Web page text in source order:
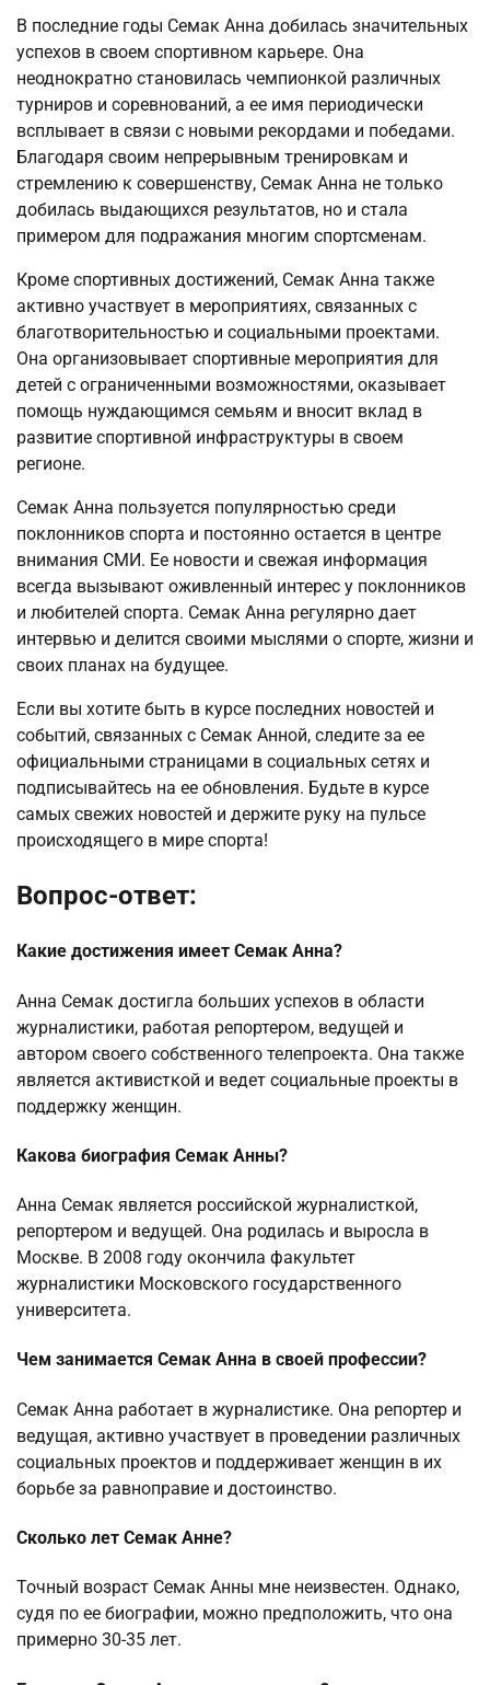
В последние годы Семак Анна добилась значительных
успехов в своем спортивном карьере. Она
неоднократно становилась чемпионкой различных
турниров и соревнований, а ее имя периодически
всплывает в связи с новыми рекордами и победами.
Благодаря своим непрерывным тренировкам и
стремлению к совершенству, Семак Анна не только
добилась выдающихся результатов, но и стала
примером для подражания многим спортсменам.
Кроме спортивных достижений, Семак Анна также
активно участвует в мероприятиях, связанных с
благотворительностью и социальными проектами.
Она организовывает спортивные мероприятия для
детей с ограниченными возможностями, оказывает
помощь нуждающимся семьям и вносит вклад в
развитие спортивной инфраструктуры в своем
регионе.
Семак Анна пользуется популярностью среди
поклонников спорта и постоянно остается в центре
внимания СМИ. Ее новости и свежая информация
всегда вызывают оживленный интерес у поклонников
и любителей спорта. Семак Анна регулярно дает
интервью и делится своими мыслями о спорте, жизни и
своих планах на будущее.
Если вы хотите быть в курсе последних новостей и
событий, связанных с Семак Анной, следите за ее
официальными страницами в социальных сетях и
подписывайтесь на ее обновления. Будьте в курсе
самых свежих новостей и держите руку на пульсе
происходящего в мире спорта!
Вопрос-ответ:
Какие достижения имеет Семак Анна?
Анна Семак достигла больших успехов в области
журналистики, работая репортером, ведущей и
автором своего собственного телепроекта. Она также
является активисткой и ведет социальные проекты в
поддержку женщин.
Какова биография Семак Анны?
Анна Семак является российской журналисткой,
репортером и ведущей. Она родилась и выросла в
Москве. В 2008 году окончила факультет
журналистики Московского государственного
университета.
Чем занимается Семак Анна в своей профессии?
Семак Анна работает в журналистике. Она репортер и
ведущая, активно участвует в проведении различных
социальных проектов и поддерживает женщин в их
борьбе за равноправие и достоинство.
Сколько лет Семак Анне?
Точный возраст Семак Анны мне неизвестен. Однако,
судя по ее биографии, можно предположить, что она
примерно 30-35 лет.